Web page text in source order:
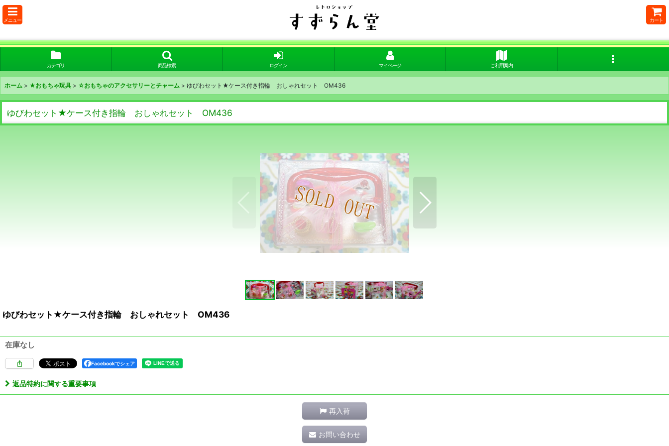
メニュー カート
カテゴリ 商品検索 ログイン マイページ ご利用案内
ホーム > ★おもちゃ玩具 > ☆おもちゃのアクセサリーとチャーム > ゆびわセット★ケース付き指輪 おしゃれセット OM436
ゆびわセット★ケース付き指輪 おしゃれセット OM436
ゆびわセット★ケース付き指輪 おしゃれセット OM436
在庫なし
Facebookでシェア
返品特約に関する重要事項
再入荷
お問い合わせ